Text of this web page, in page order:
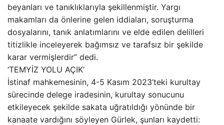
beyanları ve tanıklıklarıyla şekillenmiştir. Yargı
makamları da önlerine gelen iddiaları, soruşturma
dosyalarını, tanık anlatımlarını ve elde edilen delilleri
titizlikle inceleyerek bağımsız ve tarafsız bir şekilde
karar vermişlerdir” dedi.
‘TEMYİZ YOLU AÇIK’
İstinaf mahkemesinin, 4-5 Kasım 2023’teki kurultay
sürecinde delege iradesinin, kurultay sonucunu
etkileyecek şekilde sakata uğratıldığı yönünde bir
kanaate vardığını söyleyen Gürlek, şunları kaydetti: